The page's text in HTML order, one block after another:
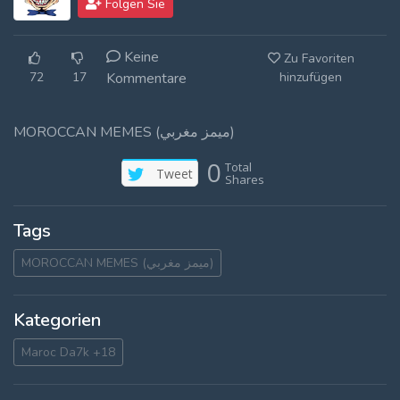
Log In
Log Out
Folgen Sie
72 17
Keine
Kommentare
Zu Favoriten
hinzufügen
MOROCCAN MEMES (ميمز مغربي)
Tweet 0 Total
Shares
Tags
MOROCCAN MEMES (ميمز مغربي)
Kategorien
Maroc Da7k +18